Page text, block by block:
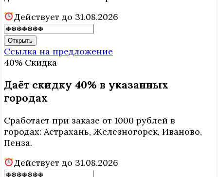
Действует до 31.08.2026
Открыть
Ссылка на предложение
40% Скидка
Даёт скидку 40% в указанных
городах
Сработает при заказе от 1000 рублей в
городах: Астрахань, Железногорск, Иваново,
Пенза.
Действует до 31.08.2026